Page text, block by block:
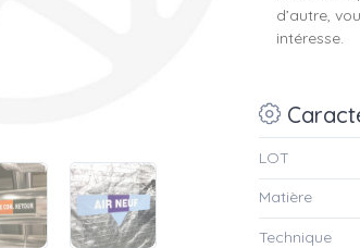
d’autre,
intéresse.
LOT
Matière
Technique